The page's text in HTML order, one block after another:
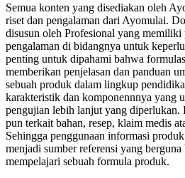
Semua konten yang disediakan oleh
riset dan pengalaman dari Ayomulai.
disusun oleh Profesional yang memiliki
pengalaman di bidangnya untuk
penting untuk dipahami bahwa
memberikan penjelasan dan panduan
sebuah produk dalam lingkup
karakteristik dan komponennnya yang
pengujian lebih lanjut yang diperlukan.
pun terkait bahan, resep, klaim medis
Sehingga penggunaan informasi
menjadi sumber referensi yang
mempelajari sebuah formula produk.